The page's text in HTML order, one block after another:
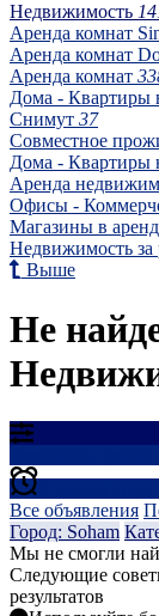
Недвижимость
Аренда комнат
Аренда комнат
Аренда комнат
Дома - Квартиры
Снимут 37
Совместное
Дома - Квартиры
Аренда
Офисы -
Магазины в
Недвижимость
Выше
Не
Все объявления
Город: Soham
Мы не смогли
Следующие
результатов